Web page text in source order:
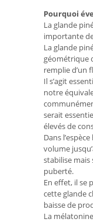
Pourquoi
La glande
importante
La glande
géométrique
remplie d’un
Il s’agit
notre
serait
élevés de
Dans
volume
stabilise mais
puberté.
En effet, il se
cette glande
baisse de
La